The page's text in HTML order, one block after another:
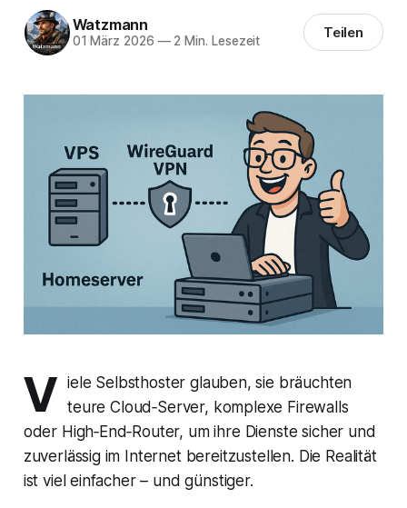
Watzmann
01 März 2026 —2 Min. Lesezeit Teilen
V iele Selbsthoster glauben, sie bräuchten
teure Cloud‑Server, komplexe Firewalls
oder High‑End‑Router, um ihre Dienste sicher und
zuverlässig im Internet bereitzustellen. Die Realität
ist viel einfacher – und günstiger.